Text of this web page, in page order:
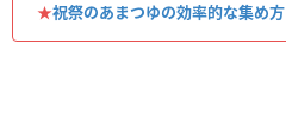
★祝祭のあまつゆの効率的な集め方